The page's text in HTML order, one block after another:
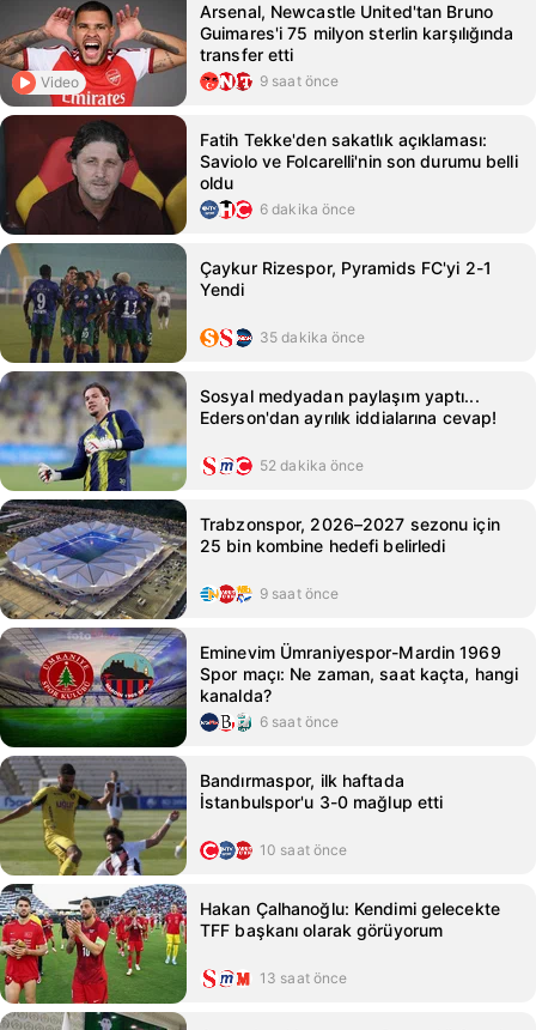
Video
Arsenal, Newcastle United'tan Bruno
Guimares'i 75 milyon sterlin karşılığında
transfer etti
9 saat önce
Fatih Tekke'den sakatlık açıklaması:
Saviolo ve Folcarelli'nin son durumu belli
oldu
6 dakika önce
Çaykur Rizespor, Pyramids FC'yi 2-1
Yendi
35 dakika önce
Sosyal medyadan paylaşım yaptı...
Ederson'dan ayrılık iddialarına cevap!
52 dakika önce
Trabzonspor, 2026–2027 sezonu için
25 bin kombine hedefi belirledi
9 saat önce
Eminevim Ümraniyespor-Mardin 1969
Spor maçı: Ne zaman, saat kaçta, hangi
kanalda?
6 saat önce
Bandırmaspor, ilk haftada
İstanbulspor'u 3-0 mağlup etti
10 saat önce
Hakan Çalhanoğlu: Kendimi gelecekte
TFF başkanı olarak görüyorum
13 saat önce